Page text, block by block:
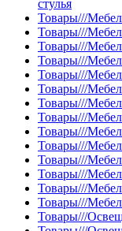
стулья
Товары///
Товары///
Товары///
Товары///
Товары///
Товары///
Товары///
Товары///
Товары///
Товары///
Товары///
Товары///
Товары///
Товары///
Товары///